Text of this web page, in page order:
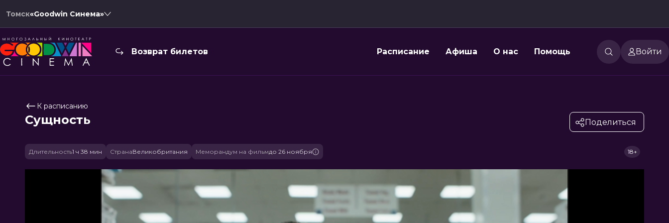
Томск«Goodwin Синема»
Возврат билетов Расписание Афиша О нас Помощь Войти
К расписанию
Сущность Поделиться
Длительность1 ч 38 мин СтранаВеликобритания Меморандум на фильмдо 26 ноября 18+